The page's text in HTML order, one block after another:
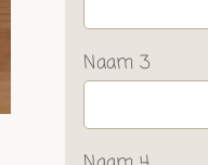
Naam 3